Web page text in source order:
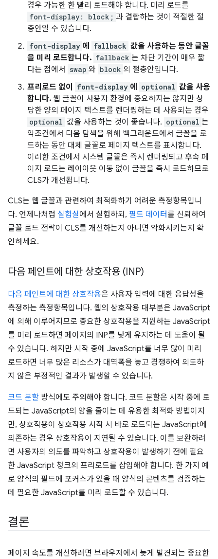
경우 가능한 한 빨리 로드해야 합니다. 미리 로드를
font-display: block; 과 결합하는 것이 적절한 절
충안일 수 있습니다.
font-display 에 fallback 값을 사용하는 동안 글꼴
을 미리 로드합니다. fallback 는 차단 기간이 매우 짧
다는 점에서
swap 와 block 의 절충안입니다.
프리로드 없이
font-display 에 optional 값을 사용
합니다. 웹 글꼴이 사용자 환경에 중요하지는 않지만 상
당한 양의 페이지 텍스트를 렌더링하는 데 사용되는 경우
optional 값을 사용하는 것이 좋습니다. optional 는
악조건에서 다음 탐색을 위해 백그라운드에서 글꼴을 로
드하는 동안 대체 글꼴로 페이지 텍스트를 표시합니다.
이러한 조건에서 시스템 글꼴은 즉시 렌더링되고 후속 페
이지 로드는 레이아웃 이동 없이 글꼴을 즉시 로드하므로
CLS가 개선됩니다.
CLS는 웹 글꼴과 관련하여 최적화하기 어려운 측정항목입니
다. 언제나처럼 실험실에서 실험하되, 필드 데이터를 신뢰하여
글꼴 로드 전략이 CLS를 개선하는지 아니면 악화시키는지 확
인하세요.
다음 페인트에 대한 상호작용 (INP)
다음 페인트에 대한 상호작용은 사용자 입력에 대한 응답성을
측정하는 측정항목입니다. 웹의 상호작용 대부분은 JavaScript
에 의해 이루어지므로 중요한 상호작용을 지원하는 JavaScript
를 미리 로드하면 페이지의 INP를 낮게 유지하는 데 도움이 될
수 있습니다. 하지만 시작 중에 JavaScript를 너무 많이 미리
로드하면 너무 많은 리소스가 대역폭을 놓고 경쟁하여 의도하
지 않은 부정적인 결과가 발생할 수 있습니다.
코드 분할 방식에도 주의해야 합니다. 코드 분할은 시작 중에 로
드되는 JavaScript의 양을 줄이는 데 유용한 최적화 방법이지
만, 상호작용이 상호작용 시작 시 바로 로드되는 JavaScript에
의존하는 경우 상호작용이 지연될 수 있습니다. 이를 보완하려
면 사용자의 의도를 파악하고 상호작용이 발생하기 전에 필요
한 JavaScript 청크의 프리로드를 삽입해야 합니다. 한 가지 예
로 양식의 필드에 포커스가 있을 때 양식의 콘텐츠를 검증하는
데 필요한 JavaScript를 미리 로드할 수 있습니다.
결론
페이지 속도를 개선하려면 브라우저에서 늦게 발견되는 중요한